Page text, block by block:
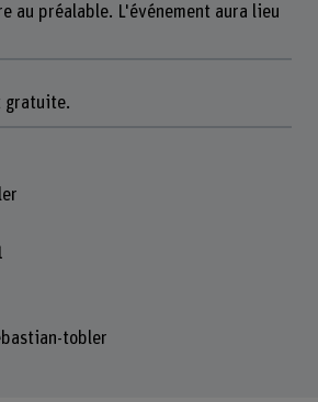
préalable. L'événement aura lieu
gratuite.
tobler